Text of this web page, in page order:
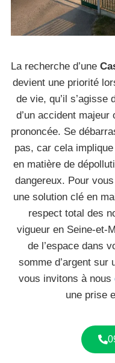
La recherche d’une
devient une priorité
de vie, qu’il s’agisse
d’un accident majeur
prononcée. Se
pas, car cela
en matière de
dangereux. Pour
une solution clé en
respect total des
vigueur en Seine-et-
de l’espace dans
somme d’argent sur
vous invitons à nous
une prise